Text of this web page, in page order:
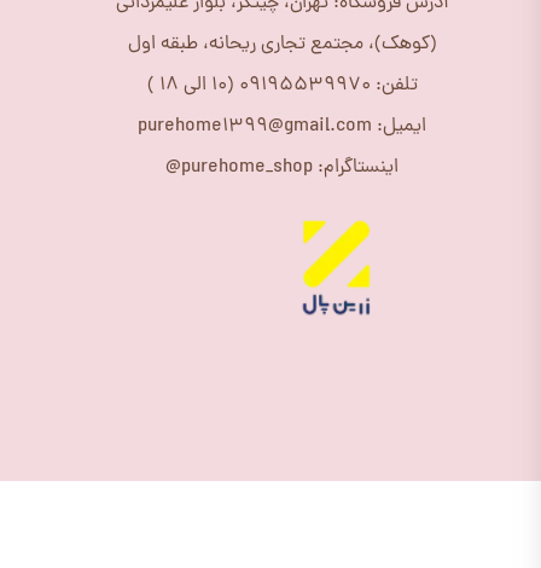
(کوهک)، مجتمع تجاری ریحانه، طبقه اول
تلفن: 09195539970 (10 الی 18 )
ایمیل: purehome1399@gmail.com
اینستاگرام: purehome_shop@